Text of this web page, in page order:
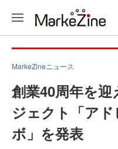
MarkeZineニュース
創業40周年を
ジェクト「ア
ボ」を発表